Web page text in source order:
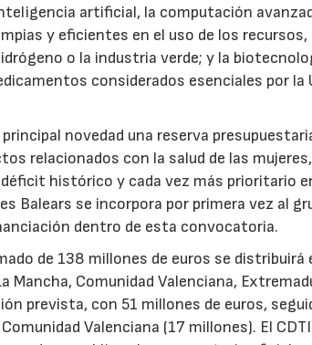
artificial, la computación
y eficientes en el uso de los
o la industria verde; y la
considerados esenciales por la
novedad una reserva
relacionados con la salud de las
histórico y cada vez más prioritario
Balears se incorpora por primera vez al
dentro de esta convocatoria.
de 138 millones de euros se distribuirá
Mancha, Comunidad Valenciana,
prevista, con 51 millones de euros,
Valenciana (17 millones). El